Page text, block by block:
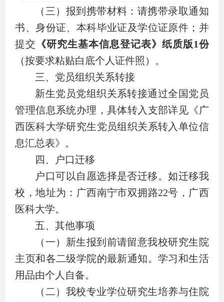
（三）报到携带材料：请携带录取通知
书、身份证、本科毕业证及学位证原件；并
提交 《研究生基本信息登记表》纸质版1份
（按要求粘贴白底个人证件照 ） 。
三、党员组织关系转接
新生党员党组织关系转接通过全国党员
管理信息系统办理，具体转入支部详见《广
西医科大学研究生党员组织关系转入单位信
息汇总表》。
四、户口迁移
户口可以自愿选择是否迁移。如迁移我
校，地址为：广西南宁市双拥路22号，广西
医科大学。
五、其他事项
（一）新生报到前请留意我校研究生院
主页和各二级学院的最新通知。学习和生活
用品由个人自备。
（二）我校专业学位研究生培养与住院